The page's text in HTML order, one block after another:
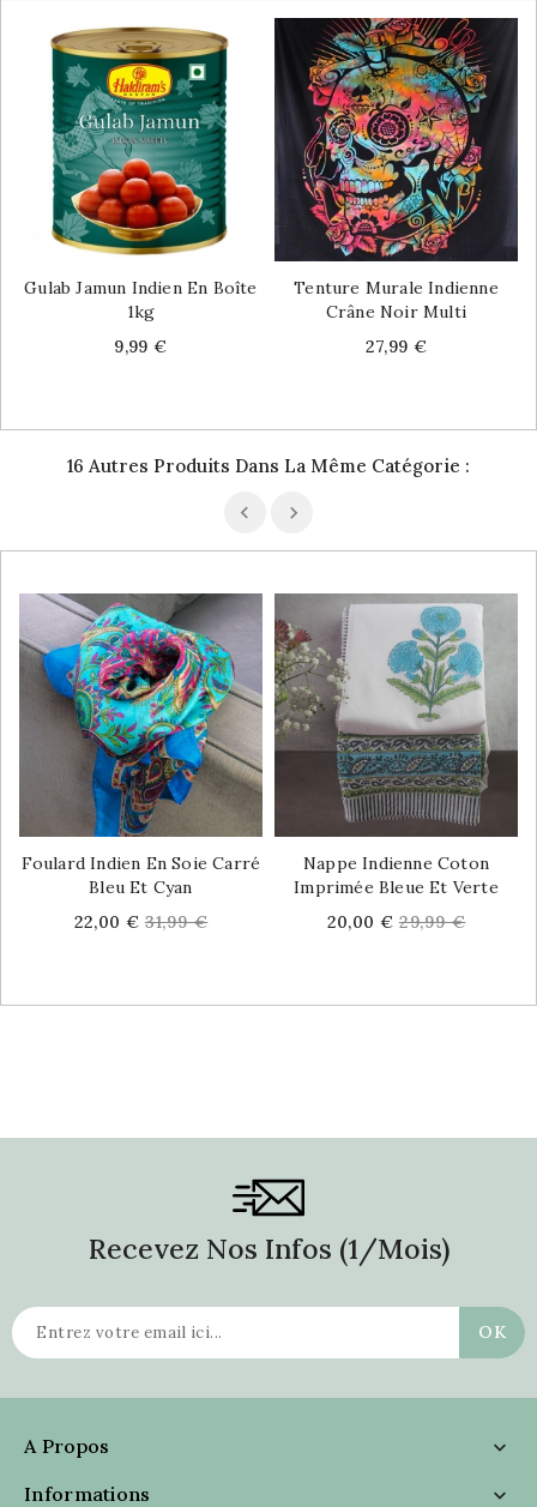
Gulab Jamun Indien En Boîte
1kg
Price
9,99 €
Tenture Murale Indienne
Crâne Noir Multi
Price
27,99 €
16 Autres Produits Dans La Même Catégorie :
Foulard Indien En Soie Carré
Bleu Et Cyan
Price
22,00 € Regular
31,99 €
Nappe Indienne Coton
Imprimée Bleue Et Verte
Price
20,00 € Regular
29,99 €
Recevez Nos Infos (1/mois)
A Propos

Informations
